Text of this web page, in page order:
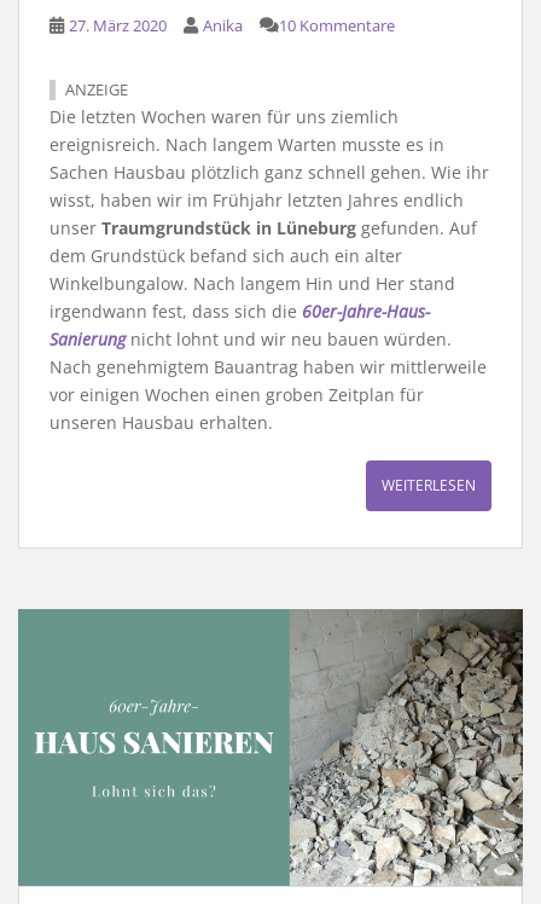
27. März 2020 Anika 10 Kommentare
ANZEIGE
Die letzten Wochen waren für uns ziemlich
ereignisreich. Nach langem Warten musste es in
Sachen Hausbau plötzlich ganz schnell gehen. Wie ihr
wisst, haben wir im Frühjahr letzten Jahres endlich
unser Traumgrundstück in Lüneburg gefunden. Auf
dem Grundstück befand sich auch ein alter
Winkelbungalow. Nach langem Hin und Her stand
irgendwann fest, dass sich die 60er-Jahre-Haus-
Sanierungnicht lohnt und wir neu bauen würden.
Nach genehmigtem Bauantrag haben wir mittlerweile
vor einigen Wochen einen groben Zeitplan für
unseren Hausbau erhalten.
WEITERLESEN